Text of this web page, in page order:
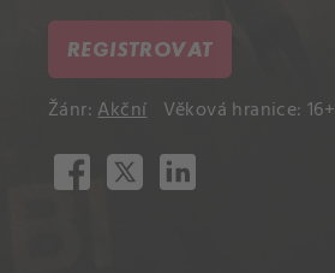
REGISTROVAT
Žánr:Akční Věková hranice: 16+